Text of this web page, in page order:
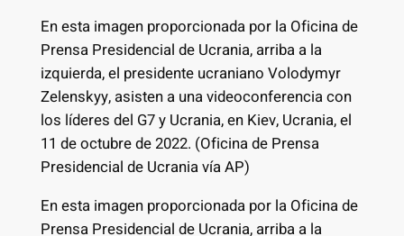
En esta imagen proporcionada por la Oficina de
Prensa Presidencial de Ucrania, arriba a la
izquierda, el presidente ucraniano Volodymyr
Zelenskyy, asisten a una videoconferencia con
los líderes del G7 y Ucrania, en Kiev, Ucrania, el
11 de octubre de 2022. (Oficina de Prensa
Presidencial de Ucrania vía AP)
En esta imagen proporcionada por la Oficina de
Prensa Presidencial de Ucrania, arriba a la